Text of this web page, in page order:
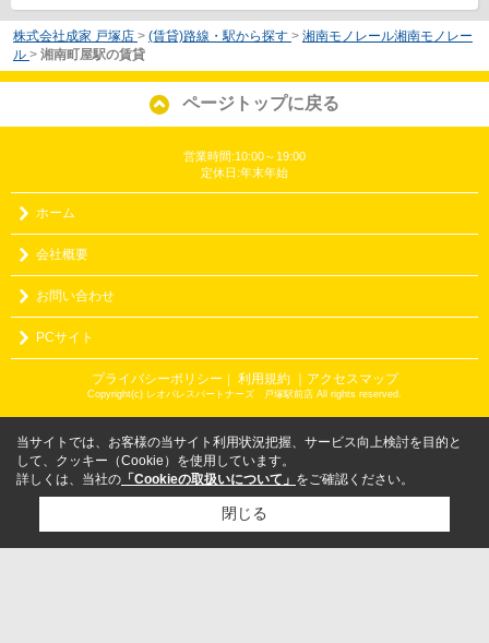
株式会社成家 戸塚店 > (賃貸)路線・駅から探す > 湘南モノレール湘南モノレー
ル > 湘南町屋駅の賃貸
ページトップに戻る
営業時間:10:00～19:00
定休日:年末年始
ホーム
会社概要
お問い合わせ
PCサイト
プライバシーポリシー ｜ 利用規約 ｜アクセスマップ
Copyright(c) レオパレスパートナーズ 戸塚駅前店 All rights reserved.
当サイトでは、お客様の当サイト利用状況把握、サービス向上検討を目的と
して、クッキー（Cookie）を使用しています。
詳しくは、当社の 「Cookieの取扱いについて」 をご確認ください。
閉じる